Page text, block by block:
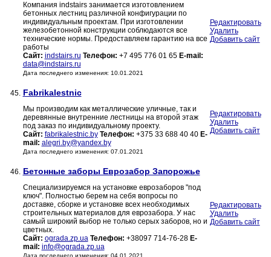
Компания indstairs занимается изготовлением
бетонных лестниц различной конфигурации по
индивидуальным проектам. При изготовлении
железобетонной конструкции соблюдаются все
технические нормы. Предоставляем гарантию на все
работы
Сайт: indstairs.ru Телефон: +7 495 776 01 65 E-mail:
data@indstairs.ru
Дата последнего изменения: 10.01.2021
Редактировать
Удалить
Добавить сайт
45. Fabrikalestnic
Мы производим как металлические уличные, так и
деревянные внутренние лестницы на второй этаж
под заказ по индивидуальному проекту.
Сайт: fabrikalestnic.by Телефон: +375 33 688 40 40 E-
mail: alegri.by@yandex.by
Дата последнего изменения: 07.01.2021
Редактировать
Удалить
Добавить сайт
46. Бетонные заборы Еврозабор Запорожье
Специализируемся на установке еврозаборов "под
ключ". Полностью берем на себя вопросы по
доставке, сборке и установке всех необходимых
строительных материалов для еврозабора. У нас
самый широкий выбор не только серых заборов, но и
цветных.
Сайт: ograda.zp.ua Телефон: +38097 714-76-28 E-
mail: info@ograda.zp.ua
Редактировать
Удалить
Добавить сайт